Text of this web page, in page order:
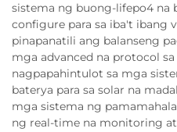
sistema ng buong-lifepo4 na
configure para sa iba't ibang
pinapanatili ang balanseng
mga advanced na protocol
nagpapahintulot sa mga
baterya para sa solar na
mga sistema ng
ng real-time na monitoring